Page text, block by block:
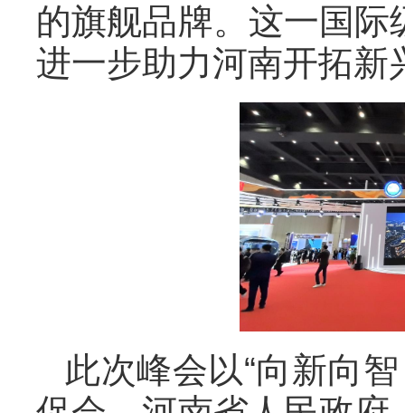
的旗舰品牌。这一国
进一步助力河南开拓新
此次峰会以“向新向